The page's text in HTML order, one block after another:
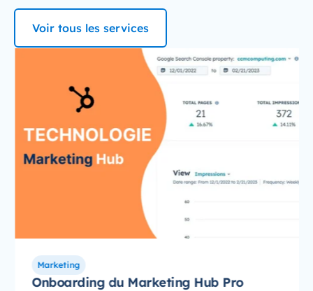
Voir tous les services
Onboarding-marketing-hub-hubspot
Marketing
Onboarding du Marketing Hub Pro
Onboarding du Marketing Hub Pro